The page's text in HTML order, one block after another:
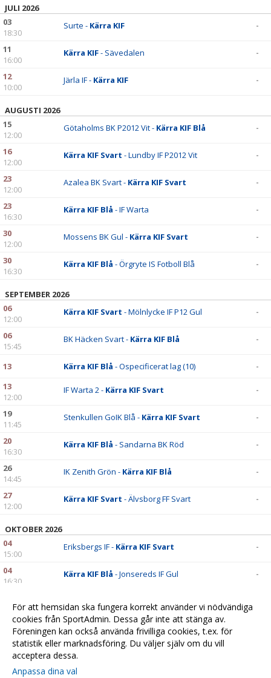
JULI 2026
03
18:30
Surte - Kärra KIF -
11
16:00
Kärra KIF- Sävedalen -
12
10:00
Järla IF - Kärra KIF -
AUGUSTI 2026
15
12:00
Götaholms BK P2012 Vit - Kärra KIF Blå -
16
12:00
Kärra KIF Svart - Lundby IF P2012 Vit -
23
12:00
Azalea BK Svart - Kärra KIF Svart -
23
16:30
Kärra KIF Blå - IF Warta -
30
12:00
Mossens BK Gul - Kärra KIF Svart -
30
16:30
Kärra KIF Blå - Örgryte IS Fotboll Blå -
SEPTEMBER 2026
06
12:00
Kärra KIF Svart - Mölnlycke IF P12 Gul -
06
15:45
BK Häcken Svart - Kärra KIF Blå -
13 Kärra KIF Blå - Ospecificerat lag (10)
-
13
12:00
IF Warta 2 - Kärra KIF Svart -
19
11:45
Stenkullen GoIK Blå - Kärra KIF Svart -
20
16:30
Kärra KIF Blå - Sandarna BK Röd -
26
14:45
IK Zenith Grön - Kärra KIF Blå -
27
12:00
Kärra KIF Svart - Älvsborg FF Svart -
OKTOBER 2026
04
15:00
Eriksbergs IF - Kärra KIF Svart -
04
16:30
Kärra KIF Blå - Jonsereds IF Gul -
12:00
Kärra KIF Svart - Hovås Billdal IF Blå
13:45
Lundby IF P2012 Grön -Kärra KIF Blå
För att hemsidan ska fungera korrekt använder vi nödvändiga
cookies från SportAdmin. Dessa går inte att stänga av.
Föreningen kan också använda frivilliga cookies, t.ex. för
statistik eller marknadsföring. Du väljer själv om du vill
acceptera dessa.
Anpassa dina val